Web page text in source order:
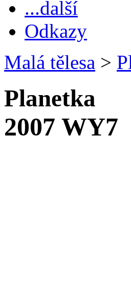
...další
Odkazy
Malá tělesa >
Planetka
2007 WY7